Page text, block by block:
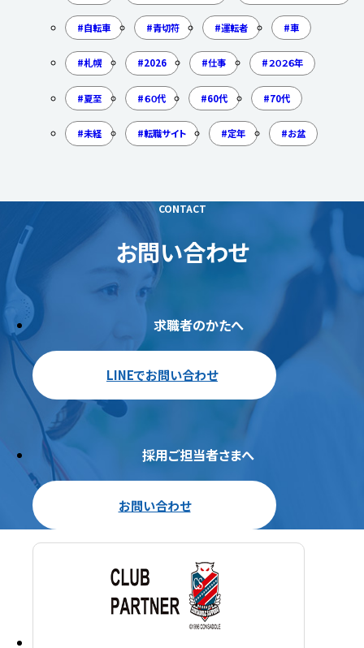
自転車 青切符 運転者 車
札幌 2026 仕事 ２０２６年
夏至 ６０代 60代 70代
未経 転職サイト 定年 お盆
CONTACT
お問い合わせ
求職者のかたへ
LINEでお問い合わせ
採用ご担当者さまへ
お問い合わせ